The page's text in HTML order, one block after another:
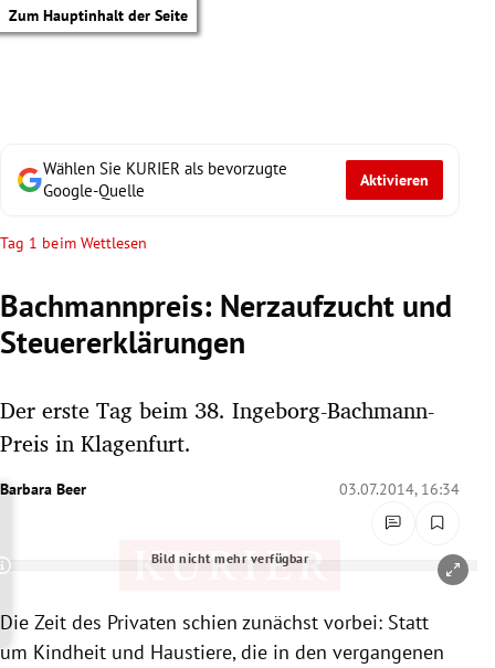
Zum Hauptinhalt der Seite
Untermenü
Untermenü
Wählen Sie KURIER als bevorzugte
Google-Quelle
Aktivieren
Tag 1 beim Wettlesen
Bachmannpreis: Nerzaufzucht und
Steuererklärungen
Der erste Tag beim 38. Ingeborg-Bachmann-
Preis in Klagenfurt.
Barbara Beer 03.07.2014, 16:34
Bild nicht mehr verfügbar
Copyright-Hinweis öffnen/schließen
Die Zeit des Privaten schien zunächst vorbei: Statt
um Kindheit und Haustiere, die in den vergangenen